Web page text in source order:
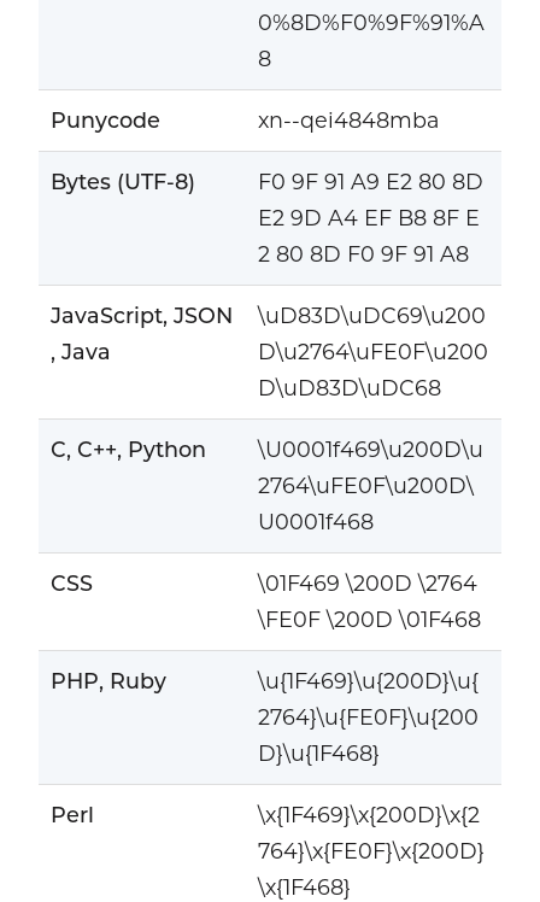
0%8D%F0%9F%91%A
8
Punycode xn--qei4848mba
Bytes (UTF-8)
F0 9F 91 A9 E2 80 8D
E2 9D A4 EF B8 8F E
2 80 8D F0 9F 91 A8
JavaScript, JSON
, Java
\uD83D\uDC69\u200
D\u2764\uFE0F\u200
D\uD83D\uDC68
C, C++, Python
\U0001f469\u200D\u
2764\uFE0F\u200D\
U0001f468
CSS
\01F469 \200D \2764
\FE0F \200D \01F468
PHP, Ruby
\u{1F469}\u{200D}\u{
2764}\u{FE0F}\u{200
D}\u{1F468}
Perl
\x{1F469}\x{200D}\x{2
764}\x{FE0F}\x{200D}
\x{1F468}